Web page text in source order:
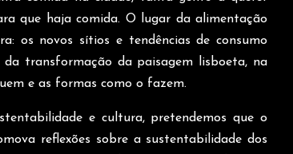
que haja comida. O lugar da alimentação
os novos sítios e tendências de consumo
transformação da paisagem lisboeta, na
e as formas como o fazem.
e cultura, pretendemos que o
reflexões sobre a sustentabilidade dos